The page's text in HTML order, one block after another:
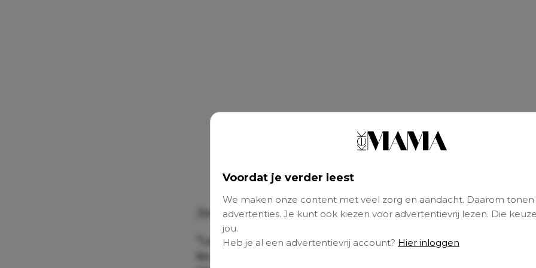
Voordat je verder leest
We maken onze content met veel zorg en aandacht. Daarom tonen
advertenties. Je kunt ook kiezen voor advertentievrij lezen. Die
jou.
Heb je al een advertentievrij account? Hier inloggen
Janneke (37) is alleenstaand moeder van Fenna (10) en
“Leren gaat mijn dochter Fenna makkelijk af. Fijn, en ze
leuk, dus iedereen gelukkig, zou je zeggen. Iedereen